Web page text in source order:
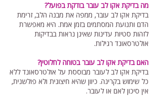
מה בדיקת אקו לב עובר בודקת בפועל?
בדיקת אקו לב עובר, ממפה את מבנה הלב, זרימת
הדם ותנועת המסתמים בזמן אמת. היא מאפשרת
לזהות סטיות עדינות שאינן נראות בבדיקות
אולטרסאונד רגילות.
האם בדיקת אקו לב עובר בטוחה לחלוטין?
בדיקת אקו לב לעובר מבוססת על אולטרסאונד ללא
כל שימוש בקרינה. כיוון שהיא חיצונית ולא פולשנית,
אין סיכון לאם או לעובר.